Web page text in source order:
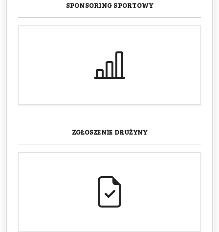
SPONSORING SPORTOWY
ZGŁOSZENIE DRUŻYNY